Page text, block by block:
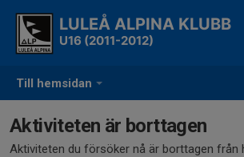
Till hemsidan
LULEÅ ALPINA KLUBB
U16 (2011-2012)
Aktiviteten är borttagen
Aktiviteten du försöker nå är borttagen från